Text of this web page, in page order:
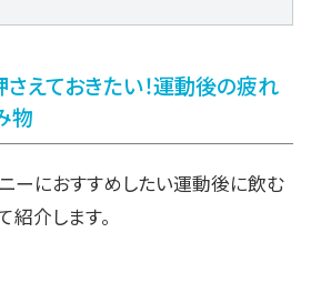
えておきたい！運動後の疲れ
物
ニーにおすすめしたい運動後に飲む
介します。